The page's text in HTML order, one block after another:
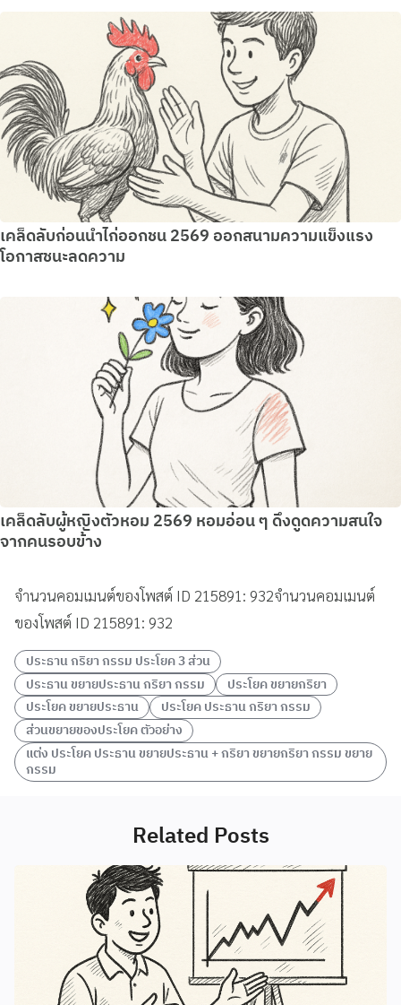
เคล็ดลับก่อนนำไก่ออกชน 2569 ออกสนามความแข็งแรง
โอกาสชนะลดความ
เคล็ดลับผู้หญิงตัวหอม 2569 หอมอ่อน ๆ ดึงดูดความสนใจ
จากคนรอบข้าง
จำนวนคอมเมนต์ของโพสต์ ID 215891: 932จำนวนคอมเมนต์
ของโพสต์ ID 215891: 932
ประธาน กริยา กรรม ประโยค 3 ส่วน
ประธาน ขยายประธาน กริยา กรรม
ประโยค ขยายกริยา
ประโยค ขยายประธาน
ประโยค ประธาน กริยา กรรม
ส่วนขยายของประโยค ตัวอย่าง
แต่ง ประโยค ประธาน ขยายประธาน + กริยา ขยายกริยา กรรม ขยาย
กรรม
Related Posts